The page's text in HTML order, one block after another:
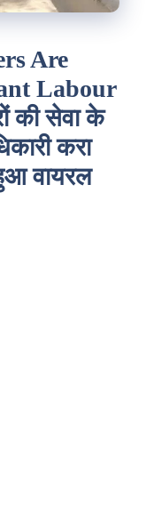
Are
Labour
की सेवा के
करा
वायरल